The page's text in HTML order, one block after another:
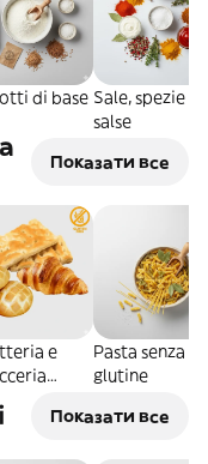
di base Sale, spezie e
salse
Показати все
e
glutine
Pasta senza
glutine
Показати все